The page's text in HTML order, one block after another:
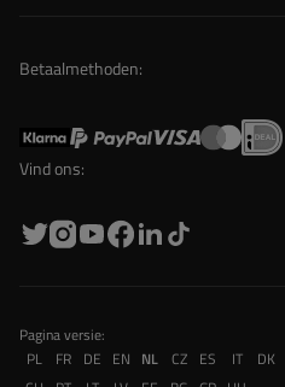
Betaalmethoden:
Vind ons:
Pagina versie:
PL
FR DE EN NL CZ ES IT DK